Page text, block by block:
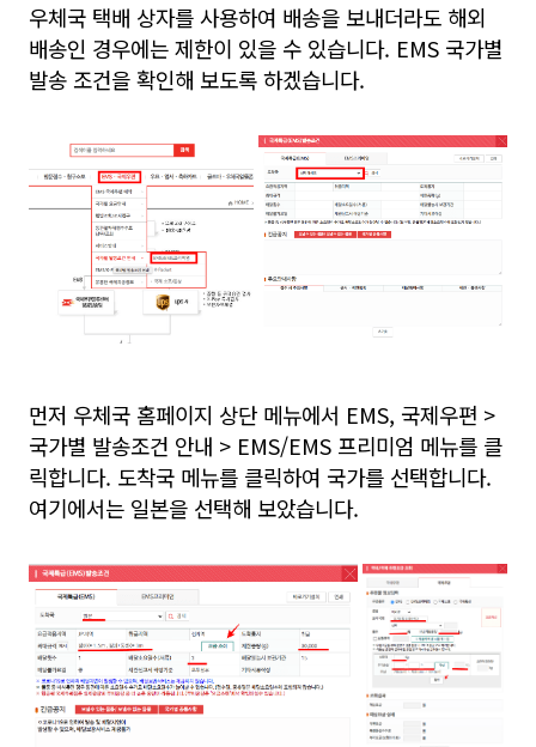
우체국 택배 상자를 사용하여 배송을 보내더라도 해외
배송인 경우에는 제한이 있을 수 있습니다. EMS 국가별
발송 조건을 확인해 보도록 하겠습니다.
먼저 우체국 홈페이지 상단 메뉴에서 EMS, 국제우편 >
국가별 발송조건 안내 > EMS/EMS 프리미엄 메뉴를 클
릭합니다. 도착국 메뉴를 클릭하여 국가를 선택합니다.
여기에서는 일본을 선택해 보았습니다.